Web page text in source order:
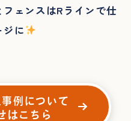
ェンスはRラインで仕
に
例について
はこちら